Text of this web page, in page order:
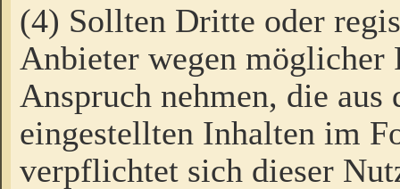
(4) Sollten Dritte oder
Anbieter wegen möglicher
Anspruch nehmen, die
eingestellten Inhalten im
verpflichtet sich dieser